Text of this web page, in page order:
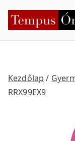
Kezdőlap /
RRX99EX9